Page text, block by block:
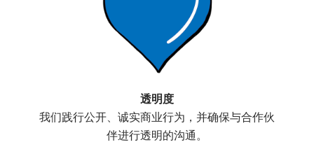
透明度
我们践行公开、诚实商业行为，并确保与合作伙
伴进行透明的沟通。